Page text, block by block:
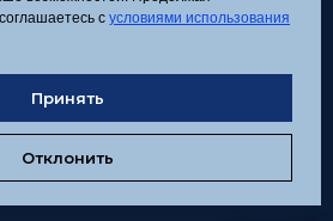
Политика
Согласие на обработку
персональных данных
Соглашение об
с условиями использования
Принять
Отклонить